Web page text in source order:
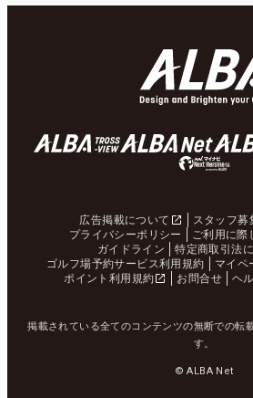
広告掲載について スタッフ募
プライバシーポリシー
ご利用に際
ガイドライン
特定商取引法
ゴルフ場予約サービス利用規約
マイペ
ポイント利用規約
お問合せ ヘ
掲載されている全てのコンテンツの無断での転
す。
© ALBA Net